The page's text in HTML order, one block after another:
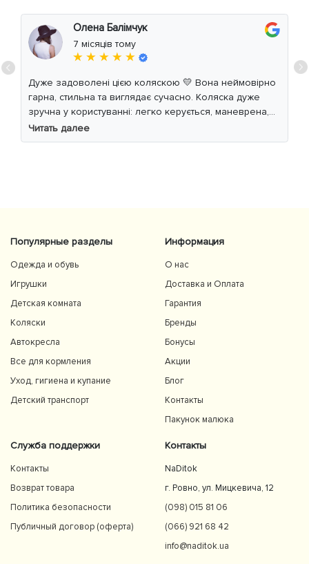
Олена Балімчук
7 місяців тому
★ ★ ★ ★ ★
Дуже задоволені цією коляскою 💛 Вона неймовірно
гарна, стильна та виглядає сучасно. Коляска дуже
зручна у користуванні: легко керується, маневрена,
м’який хід навіть по нерівній дорозі. Дитині
комфортно, просторе сидіння та великий капюшон
Читать далее
Популярные разделы
Одежда и обувь
Игрушки
Детская комната
Коляски
Автокресла
Все для кормления
Уход, гигиена и купание
Детский транспорт
Информация
О нас
Доставка и Оплата
Гарантия
Бренды
Бонусы
Акции
Блог
Контакты
Пакунок малюка
Служба поддержки
Контакты
Возврат товара
Политика безопасности
Публичный договор (оферта)
Контакты
NaDitok
г. Ровно, ул. Мицкевича, 12
(098) 015 81 06
(066) 921 68 42
info@naditok.ua